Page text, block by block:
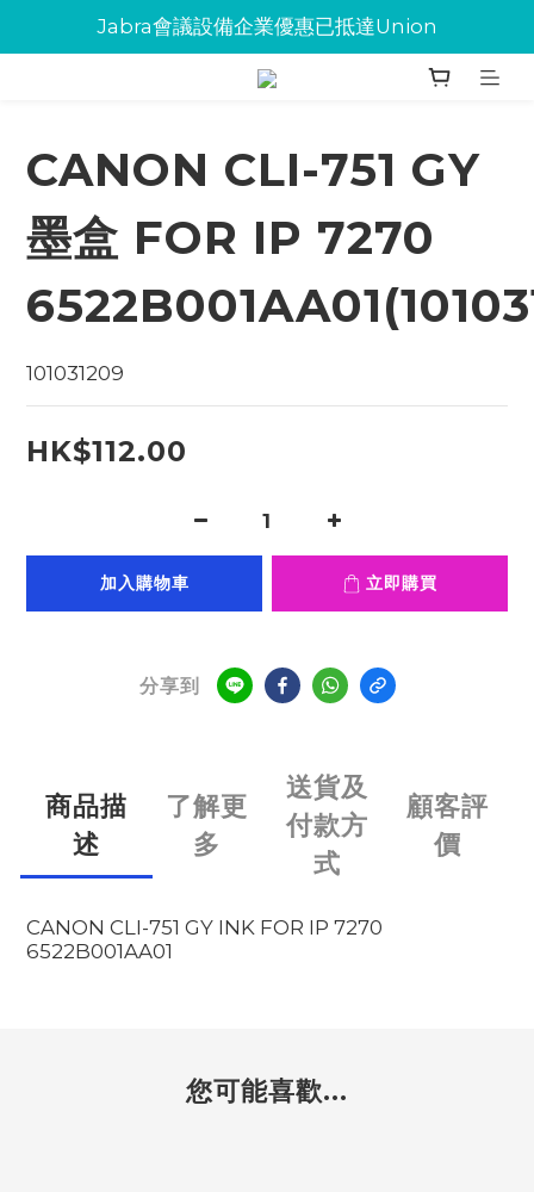
Jabra會議設備企業優惠已抵達Union
Jabra會議設備企業優惠已抵達Union
環保碳粉歡迎大量下單
CANON CLI-751 GY
墨盒 FOR IP 7270
101031209
HK$112.00
加入購物車 立即購買
分享到
商品描
述
了解更
多
送貨及
付款方
式
顧客評
價
CANON CLI-751 GY INK FOR IP 7270
6522B001AA01
您可能喜歡...